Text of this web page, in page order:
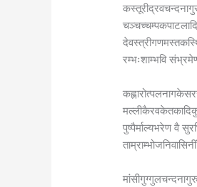
रम्भःशाम्भवि
पुष्पैर्माल्यभरेण वै